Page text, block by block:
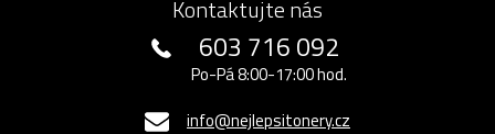
Kontaktujte nás
603 716 092
Po-Pá 8:00-17:00 hod.
info@nejlepsitonery.cz